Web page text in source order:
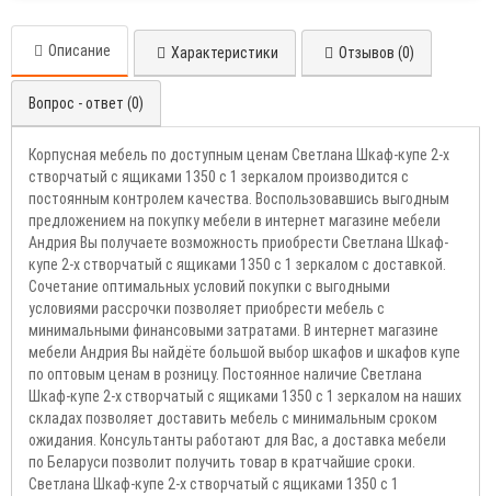
Описание Характеристики Отзывов (0)
Вопрос - ответ (0)
Корпусная мебель по доступным ценам Светлана Шкаф-купе 2-х
створчатый с ящиками 1350 с 1 зеркалом производится с
постоянным контролем качества. Воспользовавшись выгодным
предложением на покупку мебели в интернет магазине мебели
Андрия Вы получаете возможность приобрести Светлана Шкаф-
купе 2-х створчатый с ящиками 1350 с 1 зеркалом с доставкой.
Сочетание оптимальных условий покупки с выгодными
условиями рассрочки позволяет приобрести мебель с
минимальными финансовыми затратами. В интернет магазине
мебели Андрия Вы найдёте большой выбор шкафов и шкафов купе
по оптовым ценам в розницу. Постоянное наличие Светлана
Шкаф-купе 2-х створчатый с ящиками 1350 с 1 зеркалом на наших
складах позволяет доставить мебель с минимальным сроком
ожидания. Консультанты работают для Вас, а доставка мебели
по Беларуси позволит получить товар в кратчайшие сроки.
Светлана Шкаф-купе 2-х створчатый с ящиками 1350 с 1